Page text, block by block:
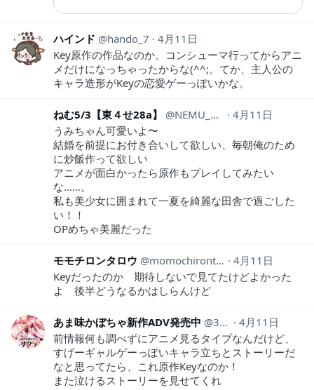
ハインド hando_7
4月11日
Key原作の作品なのか。コンシューマ行ってからアニ
メだけになっちゃったからな(^^;。てか、主人公の
キャラ造形がKeyの恋愛ゲーっぽいかな。
ねむ5/3【東４せ28a】 NEMU_1984
4月11日
うみちゃん可愛いよ〜
結婚を前提にお付き合いして欲しい、毎朝俺のため
に炒飯作って欲しい
アニメが面白かったら原作もプレイしてみたい
な……。
私も美少女に囲まれて一夏を綺麗な田舎で過ごした
い！！
OPめちゃ美麗だった
モモチロンタロウ momochirontarou
4月11日
Keyだったのか 期待しないで見てたけどよかった
よ 後半どうなるかはしらんけど
あま味かぼちゃ新作ADV発売中 39amami
4月11日
前情報何も調べずにアニメ見るタイプなんだけど、
すげーギャルゲーっぽいキャラ立ちとストーリーだ
なと思ってたら、これ原作Keyなのか！
また泣けるストーリーを見せてくれ